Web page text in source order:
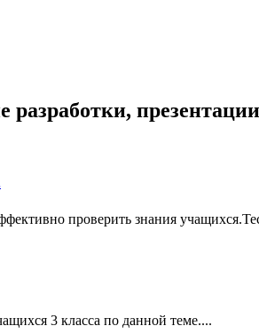
разработки,
проверить знания
3 класса по данной теме....